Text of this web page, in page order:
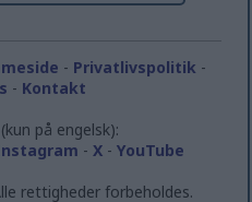
- Privatlivspolitik -
- Kontakt
på engelsk):
- X- YouTube
rettigheder forbeholdes.